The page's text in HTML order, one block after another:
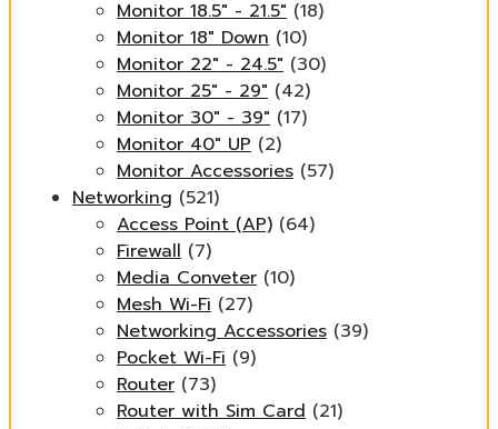
Monitor 18.5" - 21.5" (18)
Monitor 18" Down (10)
Monitor 22" - 24.5" (30)
Monitor 25" - 29" (42)
Monitor 30" - 39" (17)
Monitor 40" UP (2)
Monitor Accessories (57)
Networking (521)
Access Point (AP) (64)
Firewall (7)
Media Conveter (10)
Mesh Wi-Fi (27)
Networking Accessories (39)
Pocket Wi-Fi (9)
Router (73)
Router with Sim Card (21)